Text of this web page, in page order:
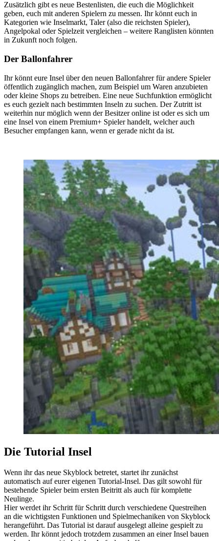
Zusätzlich gibt es neue Bestenlisten, die euch die Möglichkeit
geben, euch mit anderen Spielern zu messen. Ihr könnt euch in
Kategorien wie Inselmarkt, Taler (also die reichsten Spieler),
Angelpokal oder Spielzeit vergleichen – weitere Ranglisten könnten
in Zukunft noch folgen.
Der Ballonfahrer
Ihr könnt eure Insel über den neuen Ballonfahrer für andere Spieler
öffentlich zugänglich machen, zum Beispiel um Waren anzubieten
oder kleine Shops zu betreiben. Eine neue Suchfunktion ermöglicht
es euch gezielt nach bestimmten Inseln zu suchen. Der Zutritt ist
weiterhin nur möglich wenn der Besitzer online ist oder es sich um
eine Insel von einem Premium+ Spieler handelt, welcher auch
Besucher empfangen kann, wenn er gerade nicht da ist.
Die Tutorial Insel
Wenn ihr das neue Skyblock betretet, startet ihr zunächst
automatisch auf eurer eigenen Tutorial-Insel. Das gilt sowohl für
bestehende Spieler beim ersten Beitritt als auch für komplette
Neulinge.
Hier werdet ihr Schritt für Schritt durch verschiedene Questreihen
an die wichtigsten Funktionen und Spielmechaniken von Skyblock
herangeführt. Das Tutorial ist darauf ausgelegt alleine gespielt zu
werden. Ihr könnt jedoch trotzdem zusammen an einer Insel bauen